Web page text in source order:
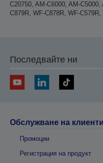
C20750, AM-C6000, AM-
C879R, WF-C878R, WF-
Последвайте ни
Обслужване на клиенти
Промоции
Регистрация на продукт